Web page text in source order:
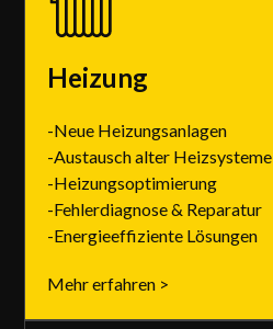
Heizung
-Neue Heizungsanlagen
-Austausch alter Heizsysteme
-Heizungsoptimierung
-Fehlerdiagnose & Reparatur
-Energieeffiziente Lösungen
Mehr erfahren >